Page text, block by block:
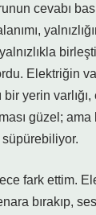
cevabı
yalnızlıkla
Elektriğin
bir yerin
güzel;
fark ettim.
bırakıp,